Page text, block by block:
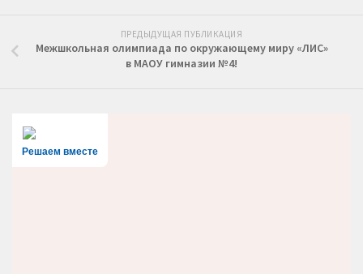
ПРЕДЫДУЩАЯ ПУБЛИКАЦИЯ
Межшкольная олимпиада по окружающему миру «ЛИС»
в МАОУ гимназии №4!
Решаем вместе